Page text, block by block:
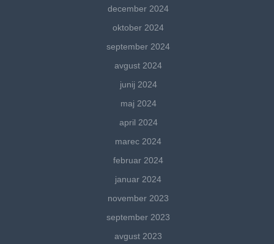
december 2024
oktober 2024
september 2024
avgust 2024
junij 2024
maj 2024
april 2024
marec 2024
februar 2024
januar 2024
november 2023
september 2023
avgust 2023